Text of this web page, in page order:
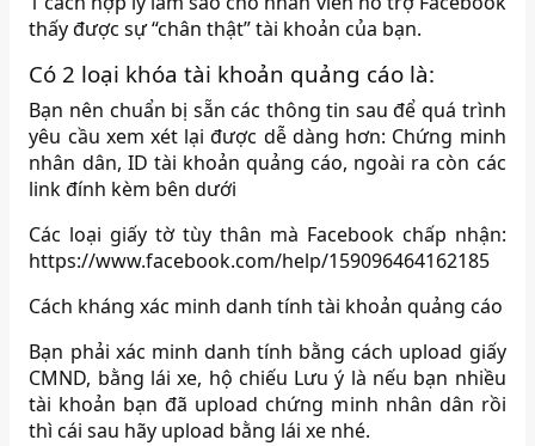
thấy được sự “chân thật” tài khoản của bạn.
Có 2 loại khóa tài khoản quảng cáo là:
Bạn nên chuẩn bị sẵn các thông tin sau để quá trình
yêu cầu xem xét lại được dễ dàng hơn: Chứng minh
nhân dân, ID tài khoản quảng cáo, ngoài ra còn các
link đính kèm bên dưới
Các loại giấy tờ tùy thân mà Facebook chấp nhận:
https://www.facebook.com/help/159096464162185
Cách kháng xác minh danh tính tài khoản quảng cáo
Bạn phải xác minh danh tính bằng cách upload giấy
CMND, bằng lái xe, hộ chiếu Lưu ý là nếu bạn nhiều
tài khoản bạn đã upload chứng minh nhân dân rồi
thì cái sau hãy upload bằng lái xe nhé.